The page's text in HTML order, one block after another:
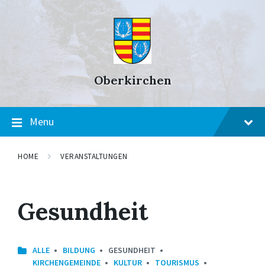
Oberkirchen
Menu
HOME VERANSTALTUNGEN
Gesundheit
ALLE BILDUNG
GESUNDHEIT
KIRCHENGEMEINDE
KULTUR
TOURISMUS